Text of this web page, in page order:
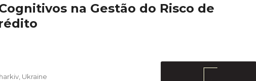
na Gestão do Risco de
Ukraine